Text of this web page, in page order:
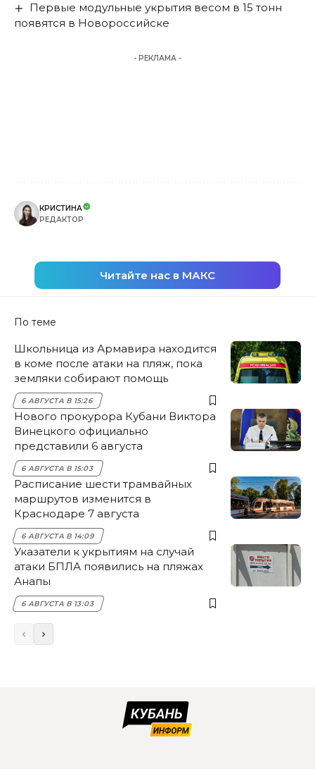
Первые модульные укрытия весом в 15 тонн
появятся в Новороссийске
- РЕКЛАМА -
КРИСТИНА
РЕДАКТОР
Читайте нас в МАКС
По теме
Школьница из Армавира находится
в коме после атаки на пляж, пока
земляки собирают помощь
6 АВГУСТА В 15:26
Нового прокурора Кубани Виктора
Винецкого официально
представили 6 августа
6 АВГУСТА В 15:03
Расписание шести трамвайных
маршрутов изменится в
Краснодаре 7 августа
6 АВГУСТА В 14:09
Указатели к укрытиям на случай
атаки БПЛА появились на пляжах
Анапы
6 АВГУСТА В 13:03